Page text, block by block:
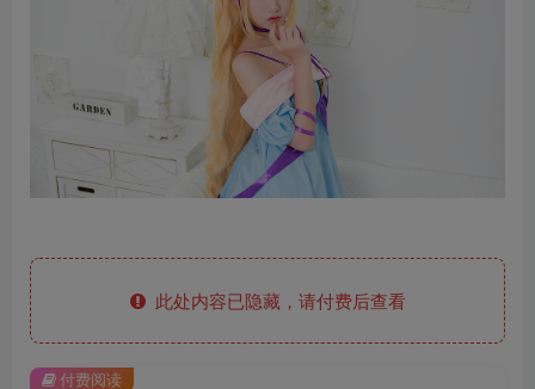
此处内容已隐藏，请付费后查看
付费阅读